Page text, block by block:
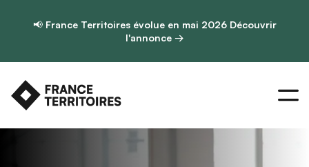
📢 France Territoires évolue en mai 2026 Découvrir
l'annonce →